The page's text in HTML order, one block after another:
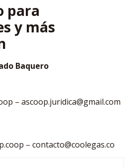
para
y más
Baquero
–ascoop.juridica@gmail.com
–contacto@coolegas.co